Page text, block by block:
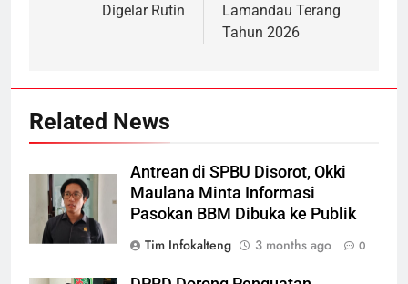
Digelar Rutin
Lamandau Terang
Tahun 2026
Related News
Antrean di SPBU Disorot, Okki
Maulana Minta Informasi
Pasokan BBM Dibuka ke Publik
Tim Infokalteng
3 months ago 0